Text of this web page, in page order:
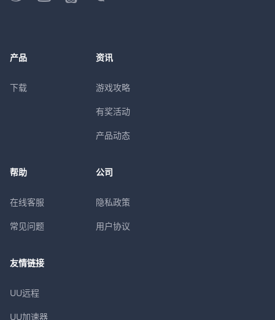
产品
下载
资讯
游戏攻略
有奖活动
产品动态
帮助
在线客服
常见问题
公司
隐私政策
用户协议
友情链接
UU远程
UU加速器